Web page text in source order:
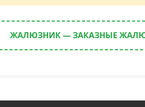
ЖАЛЮЗНИК — ЗАКАЗНЫЕ